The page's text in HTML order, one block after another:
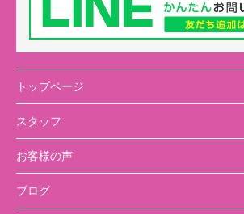
トップページ
スタッフ
お客様の声
ブログ